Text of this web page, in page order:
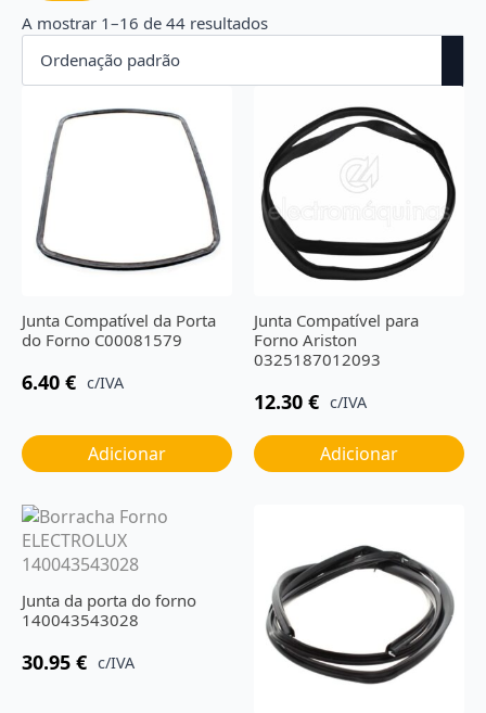
A mostrar 1–16 de 44 resultados
Junta Compatível da Porta
do Forno C00081579
6.40 € c/IVA
Adicionar
Junta Compatível para
Forno Ariston
0325187012093
12.30 € c/IVA
Adicionar
Junta da porta do forno
140043543028
30.95 € c/IVA